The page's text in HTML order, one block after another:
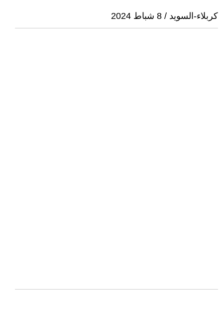
كربلاء-السويد / 8 شباط 2024